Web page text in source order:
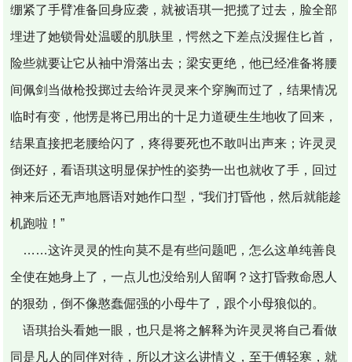
绷紧了手臂准备回身应袭，就被语琪一把揽了过去，脸全部
埋进了她锁骨处温暖的肌肤里，愕然之下差点没握住匕首，
险些就要让它从袖中滑落出去；梁安更绝，他已经准备将腰
间佩剑当做枪投掷过去给许灵灵来个穿胸而过了，结果情况
临时有变，他愣是将已用出的十足力道硬生生地收了回来，
结果直接把老腰给闪了，疼得要死也不敢叫出声来；许灵灵
倒还好，看语琪这明显保护性的姿势一出也就收了手，回过
神来后还无声地唇语对她作口型，“我们打昏他，然后就能趁
机跑啦！”
……这许灵灵的性向莫不是有些问题吧，怎么这单纯善良
全使在她身上了，一点儿也没给别人留啊？这打昏救命恩人
的狠劲，倒不像憨蠢倔强的小母牛了，跟个小母狼似的。
语琪抬头看她一眼，也只是将之解释为许灵灵将自己看做
同是凡人的同伴对待，所以才这么讲情义，至于傅轻寒，就